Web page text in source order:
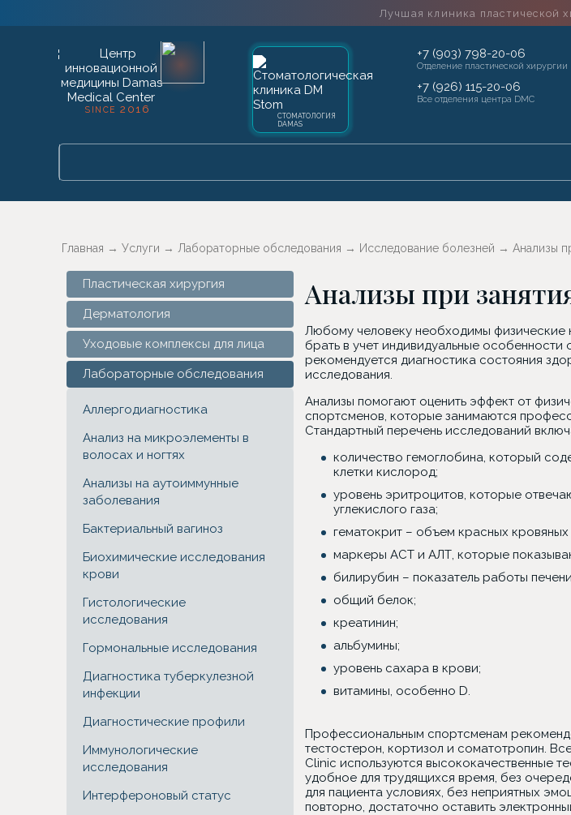
Лучшая клиника пластической
SINCE 2016
СТОМАТОЛОГИЯ
DAMAS
+7 (903) 798-20-06
Отделение пластической хирургии
+7 (926) 115-20-06
Все отделения центра DMC
Главная → Услуги → Лабораторные обследования → Исследование болезней → Анализы
Пластическая хирургия
Дерматология
Уходовые комплексы для лица
Лабораторные обследования
Аллергодиагностика
Анализ на микроэлементы в
волосах и ногтях
Анализы на аутоиммунные
заболевания
Бактериальный вагиноз
Биохимические исследования
крови
Гистологические
исследования
Гормональные исследования
Диагностика туберкулезной
инфекции
Диагностические профили
Иммунологические
исследования
Интерфероновый статус
Анализы при
Любому человеку необходимы физические
брать в учет индивидуальные
рекомендуется диагностика состояния
исследования.
Анализы помогают оценить эффект от
спортсменов, которые занимаются
Стандартный перечень исследований
количество гемоглобина, который
клетки кислород;
уровень эритроцитов, которые
углекислого газа;
гематокрит – объем красных кровяных
маркеры АСТ и АЛТ, которые
билирубин – показатель работы
общий белок;
креатинин;
альбумины;
уровень сахара в крови;
витамины, особенно D.
Профессиональным спортсменам
тестостерон, кортизол и соматотропин.
Clinic используются высококачественные
удобное для трудящихся время, без
для пациента условиях, без неприятных
повторно, достаточно оставить